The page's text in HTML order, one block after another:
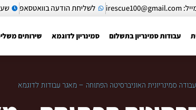
irescue100@gmail.com לשליחת הודעה בוואטסאפ
עבודות סמינריון בתשלום סמינריון לדוגמא שירותים
עבודה סמינריונית האוניברסיטה הפתוחה – מאגר עבודות לדוגמא